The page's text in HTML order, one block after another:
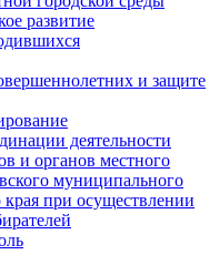
развитие
и защите
деятельности
и органов местного
муниципального
края при осуществлении